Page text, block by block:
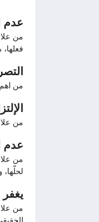
عدم
من
من اهم
من
عدم
من
لحلّها،
من